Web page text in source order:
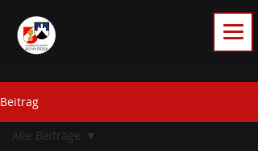
Beitrag
Alle Beiträge